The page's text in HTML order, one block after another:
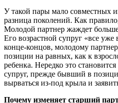
У такой пары мало совместных
разница поколений. Как
Молодой партнер жаждет
Его возрастной супруг «все уже
конце-концов, молодому
позиции на равных, как к
ребенка. Нередко это
супруг, прежде бывший в
вырваться из-под крыла и
Почему изменяет старший